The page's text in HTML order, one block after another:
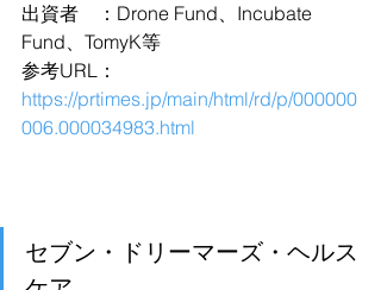
出資者　：Drone Fund、Incubate
Fund、TomyK等
参考URL：
https://prtimes.jp/main/html/rd/p/000000
006.000034983.html
セブン・ドリーマーズ・ヘルス